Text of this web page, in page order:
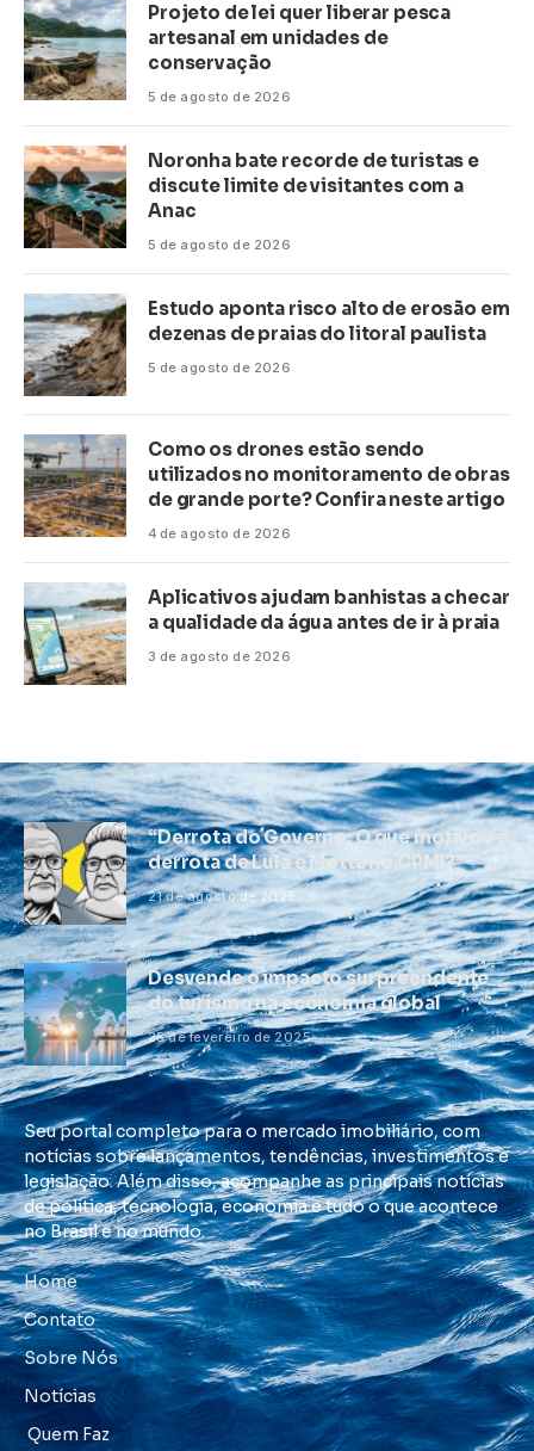
Projeto de lei quer liberar pesca
artesanal em unidades de
conservação
5 de agosto de 2026
Noronha bate recorde de turistas e
discute limite de visitantes com a
Anac
5 de agosto de 2026
Estudo aponta risco alto de erosão em
dezenas de praias do litoral paulista
5 de agosto de 2026
Como os drones estão sendo
utilizados no monitoramento de obras
de grande porte? Confira neste artigo
4 de agosto de 2026
Aplicativos ajudam banhistas a checar
a qualidade da água antes de ir à praia
3 de agosto de 2026
“Derrota do Governo: O que motivou a
derrota de Lula e Motta no CPMI?”
21 de agosto de 2025
Desvende o impacto surpreendente
do turismo na economia global
25 de fevereiro de 2025
Seu portal completo para o mercado imobiliário, com
notícias sobre lançamentos, tendências, investimentos e
legislação. Além disso, acompanhe as principais notícias
de política, tecnologia, economia e tudo o que acontece
no Brasil e no mundo.
Home
Contato
Sobre Nós
Notícias
Quem Faz